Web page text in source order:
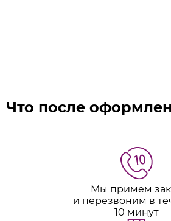
Что после
Мы примем
и перезвоним в
10 минут